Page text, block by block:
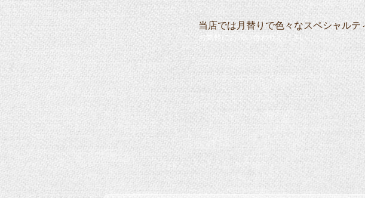
当店では月替りで色々なスペシャル
お気軽にお問い合わせください。